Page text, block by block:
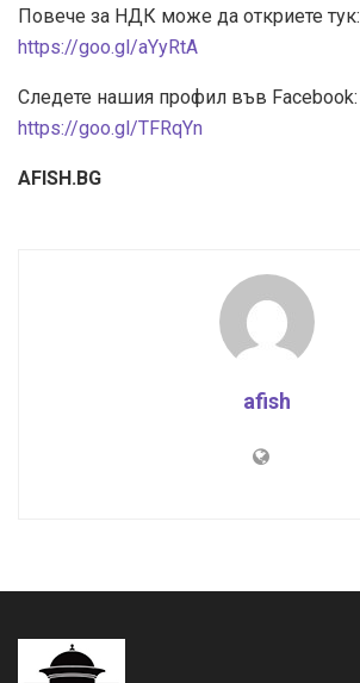
Повече за НДК може да откриете тук:
https://goo.gl/aYyRtA
Следете нашия профил във Facebook:
https://goo.gl/TFRqYn
AFISH.BG
afish